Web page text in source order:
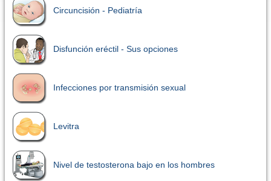
Circuncisión - Pediatría
Disfunción eréctil - Sus opciones
Infecciones por transmisión sexual
Levitra
Nivel de testosterona bajo en los hombres